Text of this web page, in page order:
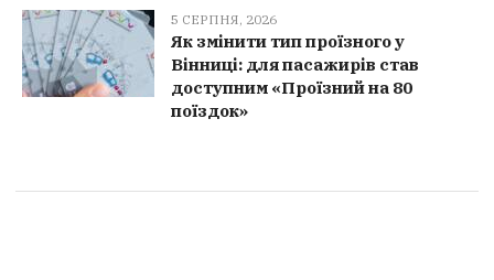
5 СЕРПНЯ, 2026
Як змінити тип проїзного у
Вінниці: для пасажирів став
доступним «Проїзний на 80
поїздок»